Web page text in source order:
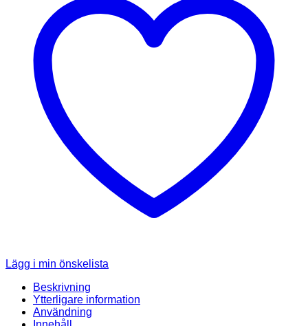
Lägg i min önskelista
Beskrivning
Ytterligare information
Användning